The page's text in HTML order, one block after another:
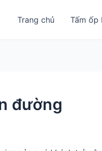
Trang chủ Tấm ốp
đường